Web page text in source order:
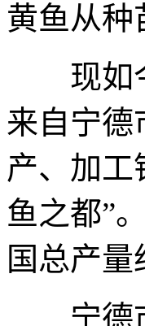
黄鱼从种
现如今
来自宁德
产、加工
鱼之都”
国总产
宁德市